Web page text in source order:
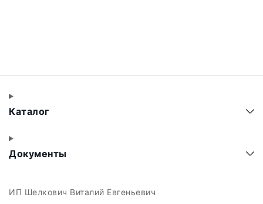
Каталог
Документы
ИП Шелкович Виталий Евгеньевич